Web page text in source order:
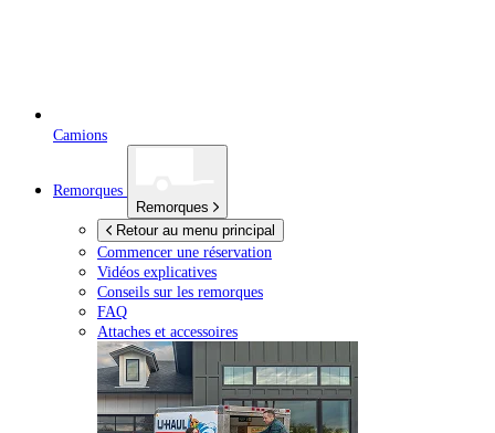
Camions
Remorques
Remorques
Retour au menu principal
Commencer une réservation
Vidéos explicatives
Conseils sur les remorques
FAQ
Attaches et accessoires